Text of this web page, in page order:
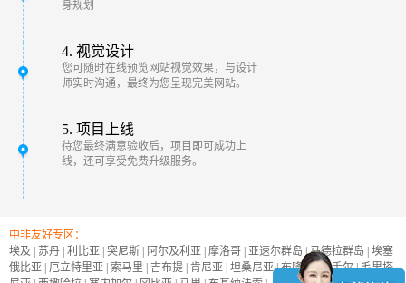
身规划
4. 视觉设计
您可随时在线预览网站视觉效果，与设计
师实时沟通，最终为您呈现完美网站。
5. 项目上线
待您最终满意验收后，项目即可成功上
线，还可享受免费升级服务。
中非友好专区：
埃及 | 苏丹 | 利比亚 | 突尼斯 | 阿尔及利亚 | 摩洛哥 | 亚速尔群岛 |马德拉群岛 | 埃塞
俄比亚 | 厄立特里亚 | 索马里 | 吉布提 | 肯尼亚 | 坦桑尼亚|布隆迪| 塞舌尔|毛里塔